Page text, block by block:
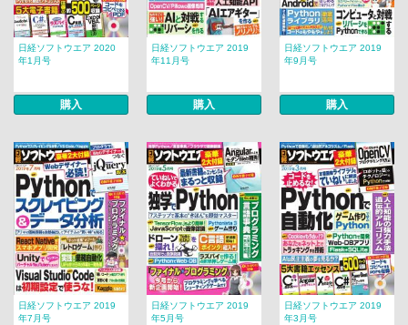
日経ソフトウエア 2020
年1月号
購入
日経ソフトウエア 2019
年11月号
購入
日経ソフトウエア 2019
年9月号
購入
日経ソフトウエア 2019
年7月号
日経ソフトウエア 2019
年5月号
日経ソフトウエア 2019
年3月号